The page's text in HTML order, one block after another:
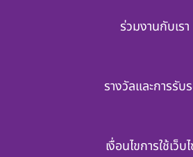
ร่วมงานกับเรา
รางวัลและการรับ
เงื่อนไขการใช้เว็บ